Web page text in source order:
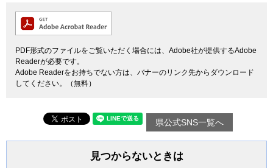
PDF形式のファイルをご覧いただく場合には、Adobe社が提供するAdobe
Readerが必要です。
Adobe Readerをお持ちでない方は、バナーのリンク先からダウンロード
してください。（無料）
県公式SNS一覧へ
見つからないときは